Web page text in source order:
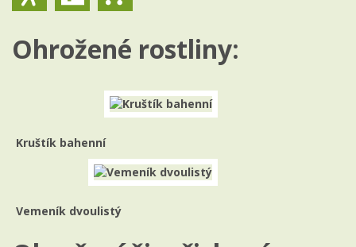
Ohrožené rostliny:
Kruštík bahenní
Vemeník dvoulistý